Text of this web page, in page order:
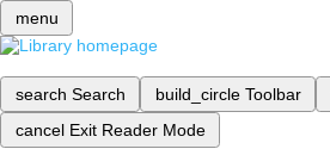
menu
search Search build_circle Toolbar
cancel Exit Reader Mode